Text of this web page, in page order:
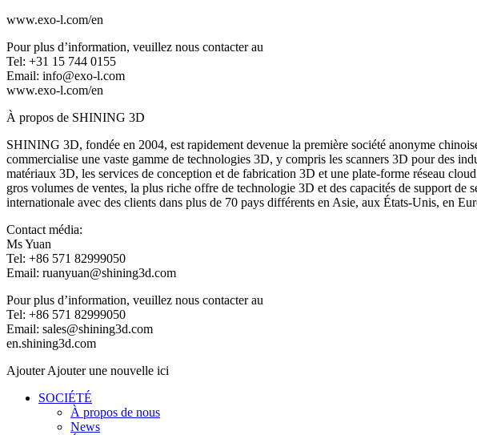
www.exo-l.com/en
Pour plus d’information, veuillez nous contacter au
Tel: +31 15 744 0155
Email: info@exo-l.com
www.exo-l.com/en
À propos de SHINING 3D
SHINING 3D, fondée en 2004, est rapidement devenue la première société anonyme
commercialise une vaste gamme de technologies 3D, y compris les scanners 3D pour des
matériaux 3D, les services de conception et de fabrication 3D et une plate-forme réseau
gros volumes de ventes, la plus riche offre de technologie 3D et des capacités de support
internationale avec des clients dans plus de 70 pays différents en Asie, aux États-Unis, en
Contact média:
Ms Yuan
Tel: +86 571 82999050
Email: ruanyuan@shining3d.com
Pour plus d’information, veuillez nous contacter au
Tel: +86 571 82999050
Email: sales@shining3d.com
en.shining3d.com
Ajouter Ajouter une nouvelle ici
SOCIÉTÉ
À propos de nous
News